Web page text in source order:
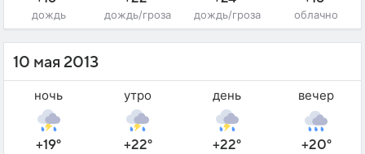
дождь дождь/гроза дождь/гроза облачно
10 мая 2013
ночь
+19°
утро
+22°
день
+22°
вечер
+20°